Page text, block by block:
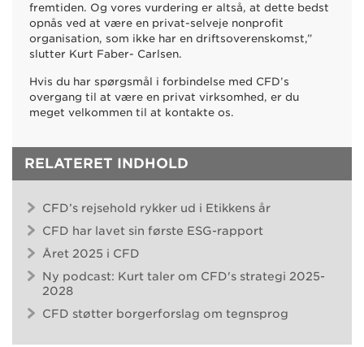
fremtiden. Og vores vurdering er altså, at dette bedst
opnås ved at være en privat-selveje nonprofit
organisation, som ikke har en driftsoverenskomst,”
slutter Kurt Faber- Carlsen.
Hvis du har spørgsmål i forbindelse med CFD’s
overgang til at være en privat virksomhed, er du
meget velkommen til at kontakte os.
RELATERET INDHOLD
CFD’s rejsehold rykker ud i Etikkens år
CFD har lavet sin første ESG-rapport
Året 2025 i CFD
Ny podcast: Kurt taler om CFD's strategi 2025-
2028
CFD støtter borgerforslag om tegnsprog